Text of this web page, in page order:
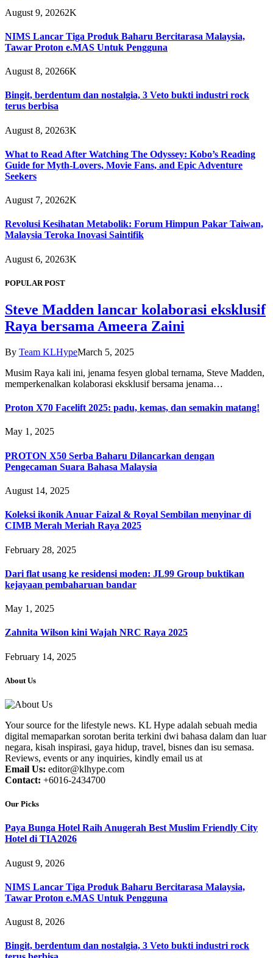
August 9, 20262K
NIMS Lancar Tiga Produk Baharu Bercitarasa Malaysia,
Tawar Proton e.MAS Untuk Pengguna
August 8, 20266K
Bingit, berdentum dan nostalgia, 3 Veto bukti industri rock
terus berbisa
August 8, 20263K
What to Read After Watching The Odyssey: Kobo’s Reading
Guide for Myth-Lovers, Movie Fans, and Epic Adventure
Seekers
August 7, 20262K
Revolusi Kesihatan Metabolik: Forum Himpun Pakar Taiwan,
Malaysia Teroka Inovasi Saintifik
August 6, 20263K
POPULAR POST
Steve Madden lancar kolaborasi eksklusif
Raya bersama Ameera Zaini
By Team KLHypeMarch 5, 2025
Musim Raya kali ini, jenama fesyen global ternama, Steve Madden,
memperkenalkan kolaborasi eksklusif bersama jenama…
Proton X70 Facelift 2025: padu, kemas, dan semakin matang!
May 1, 2025
PROTON X50 Serba Baharu Dilancarkan dengan
Pengecaman Suara Bahasa Malaysia
August 14, 2025
Koleksi ikonik Anuar Faizal & Royal Sembilan menyinar di
CIMB Merah Meriah Raya 2025
February 28, 2025
Dari flat usang ke residensi moden: JL99 Group buktikan
kejayaan pembaharuan bandar
May 1, 2025
Zahnita Wilson kini Wajah NRC Raya 2025
February 14, 2025
About Us
Your source for the lifestyle news. KL Hype adalah sebuah media
digital memaparkan sorotan berita terkini dwi bahasa dalam dan luar
negara, kisah inspirasi, gaya hidup, travel, bisnes dan isu semasa.
Reviews, events or any inquiries, kindly email us at
Email Us: editor@klhype.com
Contact: +6016-2434700
Our Picks
Paya Bunga Hotel Raih Anugerah Best Muslim Friendly City
Hotel di TIA2026
August 9, 2026
NIMS Lancar Tiga Produk Baharu Bercitarasa Malaysia,
Tawar Proton e.MAS Untuk Pengguna
August 8, 2026
Bingit, berdentum dan nostalgia, 3 Veto bukti industri rock